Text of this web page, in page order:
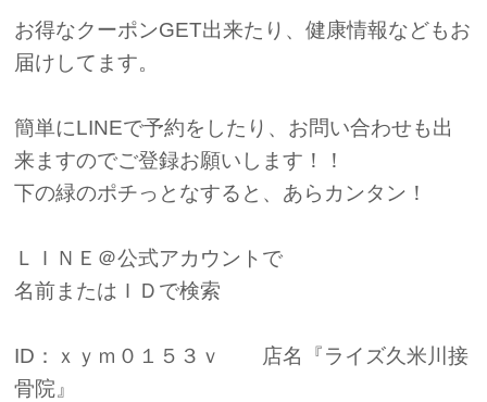
お得なクーポンGET出来たり、健康情報などもお
届けしてます。
簡単にLINEで予約をしたり、お問い合わせも出
来ますのでご登録お願いします！！
下の緑のポチっとなすると、あらカンタン！
ＬＩＮＥ＠公式アカウントで
名前またはＩＤで検索
ID：ｘｙｍ０１５３ｖ 店名『ライズ久米川接
骨院』